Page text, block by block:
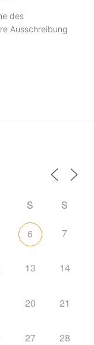
des
Ausschreibung
S S
6 7
13 14
20 21
27 28